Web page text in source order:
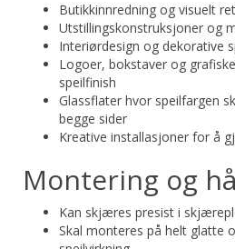
Butikkinnredning og visuelt
Utstillingskonstruksjoner og
Interiørdesign og dekorative
Logoer, bokstaver og
speilfinish
Glassflater hvor speilfargen
begge sider
Kreative installasjoner for å
Montering og
Kan skjæres presist i
Skal monteres på helt glatte